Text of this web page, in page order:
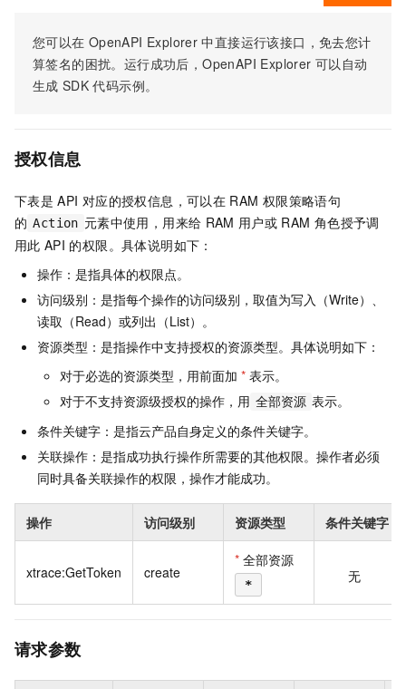
您可以在 OpenAPI Explorer 中直接运行该接口，免去您计
算签名的困扰。运行成功后，OpenAPI Explorer 可以自动
生成 SDK 代码示例。
授权信息
下表是 API 对应的授权信息，可以在 RAM 权限策略语句
的 Action 元素中使用，用来给 RAM 用户或 RAM 角色授予调
用此 API 的权限。具体说明如下：
操作：是指具体的权限点。
访问级别：是指每个操作的访问级别，取值为写入（Write）、
读取（Read）或列出（List）。
资源类型：是指操作中支持授权的资源类型。具体说明如下：
对于必选的资源类型，用前面加 * 表示。
对于不支持资源级授权的操作，用 全部资源 表示。
条件关键字：是指云产品自身定义的条件关键字。
关联操作：是指成功执行操作所需要的其他权限。操作者必须
同时具备关联操作的权限，操作才能成功。
操作 访问级别 资源类型 条件关键字
xtrace:GetToken create
* 全部资源
* 无
请求参数